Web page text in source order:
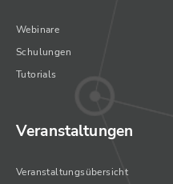
Webinare
Schulungen
Tutorials
Veranstaltungen
Veranstaltungsübersicht